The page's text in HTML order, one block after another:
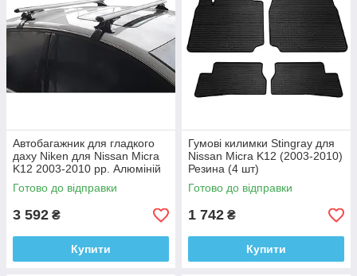
Автобагажник для гладкого
даху Niken для Nissan Micra
K12 2003-2010 рр. Алюміній
+ пластик (пара)
Готово до відправки
3 592 ₴
Купити
Гумові килимки Stingray для
Nissan Micra K12 (2003-2010)
Резина (4 шт)
Готово до відправки
1 742 ₴
Купити